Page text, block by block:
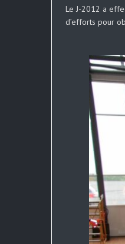
Le J-2012 a
d’efforts pour